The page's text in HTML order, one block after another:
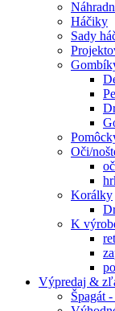
Háčiky
Sady
Oči/
Korálky
K
Výpredaj &
Špagát